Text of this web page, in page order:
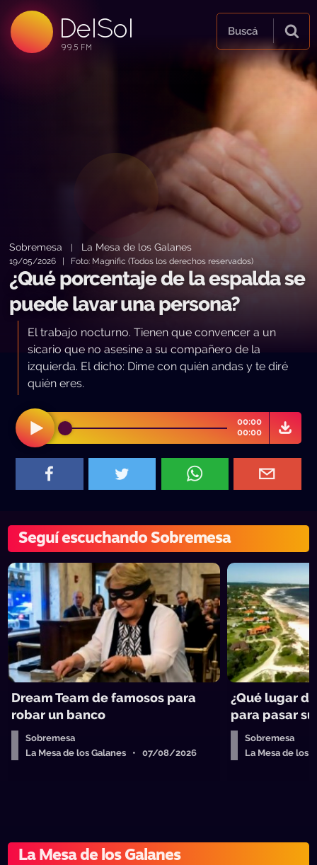
DelSol
99.5 FM
99.5 FM
99.5 FM
Buscá
Sobremesa La Mesa de los Galanes
19/05/2026 | Foto: Magnific (Todos los derechos reservados)
¿Qué porcentaje de la espalda se
puede lavar una persona?
El trabajo nocturno. Tienen que convencer a un
sicario que no asesine a su compañero de la
izquierda. El dicho: Dime con quién andas y te diré
quién eres.
00:00
00:00
Seguí escuchando Sobremesa
Dream Team de famosos para
robar un banco
Sobremesa
La Mesa de los Galanes • 07/08/2026
¿Qué lugar
para pasar
Sobremesa
La Mesa de
La Mesa de los Galanes